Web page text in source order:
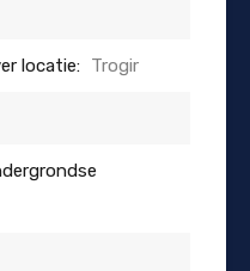
locatie: Trogir